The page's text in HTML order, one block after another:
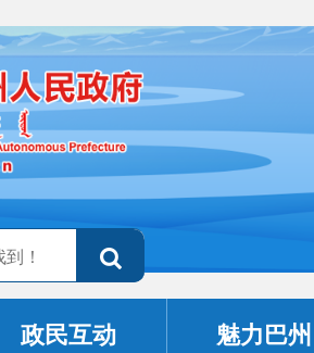
政民互动 魅力巴州